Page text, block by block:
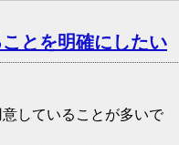
とを明確にしたい
していることが多いで